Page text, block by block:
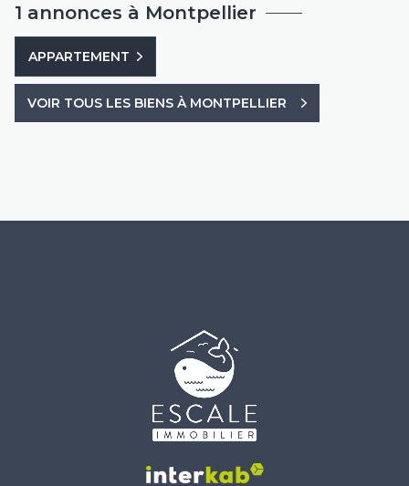
1 annonces à Montpellier
APPARTEMENT
VOIR TOUS LES BIENS À MONTPELLIER